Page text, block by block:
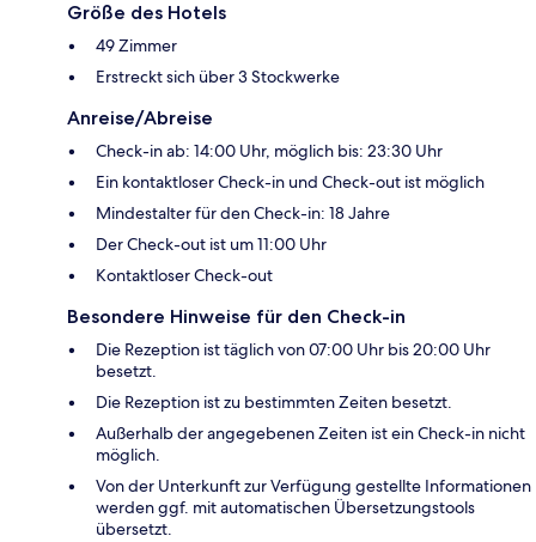
Größe des Hotels
49 Zimmer
Erstreckt sich über 3 Stockwerke
Anreise/Abreise
Check-in ab: 14:00 Uhr, möglich bis: 23:30 Uhr
Ein kontaktloser Check-in und Check-out ist möglich
Mindestalter für den Check-in: 18 Jahre
Der Check-out ist um 11:00 Uhr
Kontaktloser Check-out
Besondere Hinweise für den Check-in
Die Rezeption ist täglich von 07:00 Uhr bis 20:00 Uhr
besetzt.
Die Rezeption ist zu bestimmten Zeiten besetzt.
Außerhalb der angegebenen Zeiten ist ein Check-in nicht
möglich.
Von der Unterkunft zur Verfügung gestellte Informationen
werden ggf. mit automatischen Übersetzungstools
übersetzt.